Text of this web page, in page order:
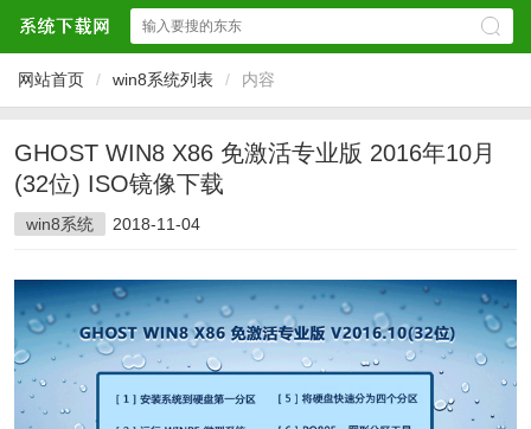
网站首页 / win8系统列表 / 内容
GHOST WIN8 X86 免激活专业版 2016年10月
(32位) ISO镜像下载
win8系统 2018-11-04